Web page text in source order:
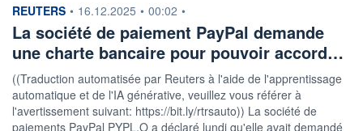
information fournie par
REUTERS • 16.12.2025 • 00:02 •
La société de paiement PayPal demande
une charte bancaire pour pouvoir accord…
((Traduction automatisée par Reuters à l'aide de l'apprentissage
automatique et de l'IA générative, veuillez vous référer à
l'avertissement suivant: https://bit.ly/rtrsauto)) La société de
paiements PayPal PYPL.O a déclaré lundi qu'elle avait demandé